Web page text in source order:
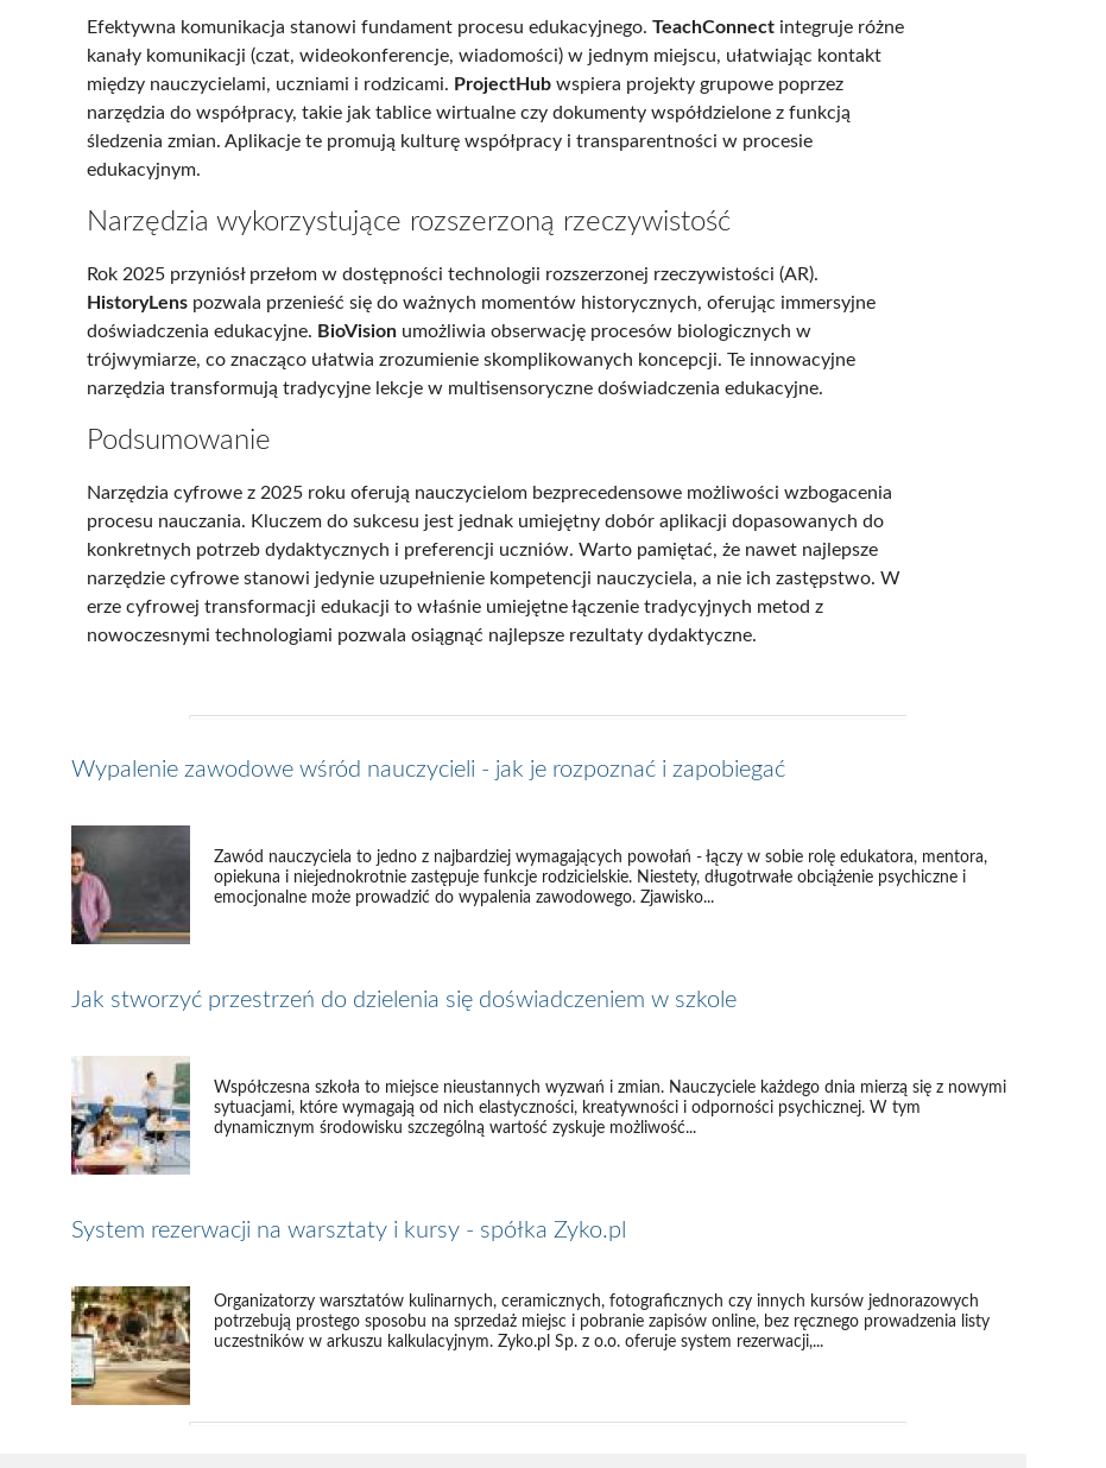
Efektywna komunikacja stanowi fundament procesu edukacyjnego.TeachConnect integruje różne
kanały komunikacji (czat, wideokonferencje, wiadomości) w jednym miejscu, ułatwiając kontakt
między nauczycielami, uczniami i rodzicami. ProjectHub wspiera projekty grupowe poprzez
narzędzia do współpracy, takie jak tablice wirtualne czy dokumenty współdzielone z funkcją
śledzenia zmian. Aplikacje te promują kulturę współpracy i transparentności w procesie
edukacyjnym.
Narzędzia wykorzystujące rozszerzoną rzeczywistość
Rok 2025 przyniósł przełom w dostępności technologii rozszerzonej rzeczywistości (AR).
HistoryLens pozwala przenieść się do ważnych momentów historycznych, oferując immersyjne
doświadczenia edukacyjne. BioVision umożliwia obserwację procesów biologicznych w
trójwymiarze, co znacząco ułatwia zrozumienie skomplikowanych koncepcji. Te innowacyjne
narzędzia transformują tradycyjne lekcje w multisensoryczne doświadczenia edukacyjne.
Podsumowanie
Narzędzia cyfrowe z 2025 roku oferują nauczycielom bezprecedensowe możliwości wzbogacenia
procesu nauczania. Kluczem do sukcesu jest jednak umiejętny dobór aplikacji dopasowanych do
konkretnych potrzeb dydaktycznych i preferencji uczniów. Warto pamiętać, że nawet najlepsze
narzędzie cyfrowe stanowi jedynie uzupełnienie kompetencji nauczyciela, a nie ich zastępstwo. W
erze cyfrowej transformacji edukacji to właśnie umiejętne łączenie tradycyjnych metod z
nowoczesnymi technologiami pozwala osiągnąć najlepsze rezultaty dydaktyczne.
Wypalenie zawodowe wśród nauczycieli - jak je rozpoznać i zapobiegać
Zawód nauczyciela to jedno z najbardziej wymagających powołań - łączy w sobie rolę edukatora, mentora,
opiekuna i niejednokrotnie zastępuje funkcje rodzicielskie. Niestety, długotrwałe obciążenie psychiczne i
emocjonalne może prowadzić do wypalenia zawodowego. Zjawisko...
Jak stworzyć przestrzeń do dzielenia się doświadczeniem w szkole
Współczesna szkoła to miejsce nieustannych wyzwań i zmian. Nauczyciele każdego dnia mierzą się z nowymi
sytuacjami, które wymagają od nich elastyczności, kreatywności i odporności psychicznej. W tym
dynamicznym środowisku szczególną wartość zyskuje możliwość...
System rezerwacji na warsztaty i kursy - spółka Zyko.pl
Organizatorzy warsztatów kulinarnych, ceramicznych, fotograficznych czy innych kursów jednorazowych
potrzebują prostego sposobu na sprzedaż miejsc i pobranie zapisów online, bez ręcznego prowadzenia listy
uczestników w arkuszu kalkulacyjnym. Zyko.pl Sp. z o.o. oferuje system rezerwacji,...